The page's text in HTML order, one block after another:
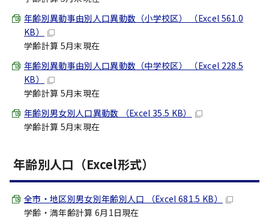
年齢別異動事由別人口異動数（小学校区） （Excel 561.0
KB）
学齢計算 5月末現在
年齢別異動事由別人口異動数（中学校区） （Excel 228.5
KB）
学齢計算 5月末現在
年齢別男女別人口異動数 （Excel 35.5 KB）
学齢計算 5月末現在
年齢別人口（Excel形式）
全市・地区別男女別年齢別人口 （Excel 681.5 KB）
学齢・満年齢計算 6月1日現在